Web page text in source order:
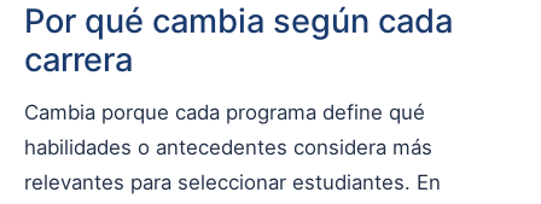
Por qué cambia según cada
carrera
Cambia porque cada programa define qué
habilidades o antecedentes considera más
relevantes para seleccionar estudiantes. En